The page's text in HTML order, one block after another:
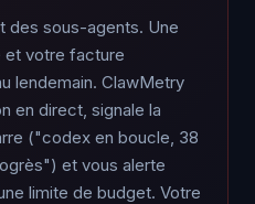
des sous-agents. Une
et votre facture
lendemain. ClawMetry
en direct, signale la
("codex en boucle, 38
et vous alerte
limite de budget. Votre